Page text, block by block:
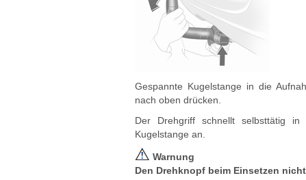
Gespannte Kugelstange in die
nach oben drücken.
Der Drehgriff schnellt selbsttätig
Kugelstange an.
Warnung
Den Drehknopf beim Einsetzen